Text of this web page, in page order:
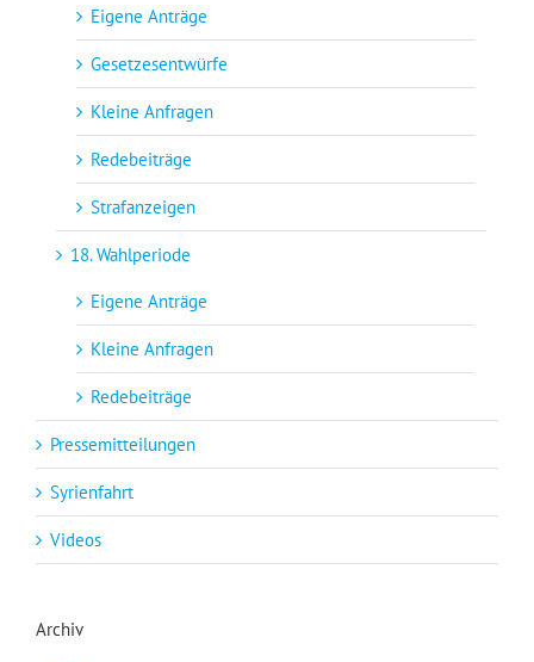
Eigene Anträge
Gesetzesentwürfe
Kleine Anfragen
Redebeiträge
Strafanzeigen
18. Wahlperiode
Eigene Anträge
Kleine Anfragen
Redebeiträge
Pressemitteilungen
Syrienfahrt
Videos
Archiv